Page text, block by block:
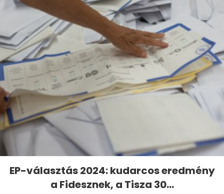
EP-választás 2024: kudarcos eredmény
a Fidesznek, a Tisza 30...